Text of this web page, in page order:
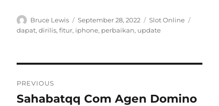
Author
Bruce Lewis
Posted
on
September 28, 2022 Categories
Slot Online
dapat,dirilis,fitur, iphone, perbaikan, update
pos
PREVIOUS
Previous
Sahabatqq Com Agen Domino